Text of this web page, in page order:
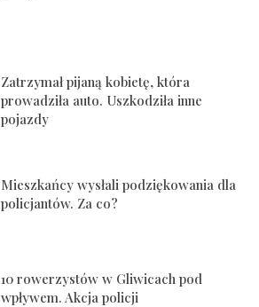
Zatrzymał pijaną kobietę, która
prowadziła auto. Uszkodziła inne
pojazdy
Mieszkańcy wysłali podziękowania dla
policjantów. Za co?
10 rowerzystów w Gliwicach pod
wpływem. Akcja policji